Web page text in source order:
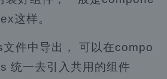
这样。
文件中导出， 可以在compo
统一去引入共用的组件